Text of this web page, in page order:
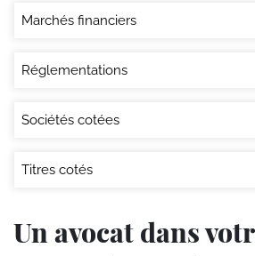
Marchés financiers
Réglementations
Sociétés cotées
Titres cotés
Un avocat dans